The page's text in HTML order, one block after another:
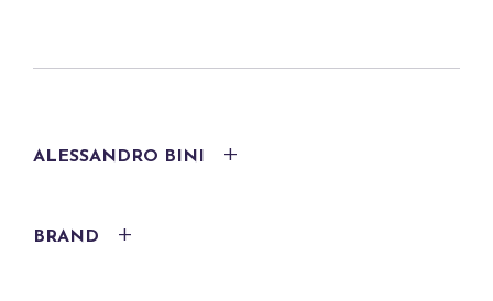
ALESSANDRO BINI
BRAND